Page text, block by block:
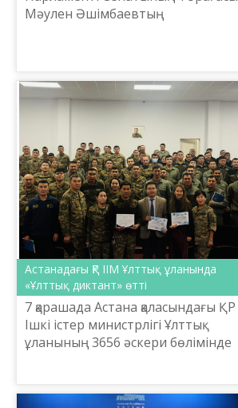
Мәулен Әшімбаевтың
мү...
Астанадағы ҚР ІІМ Ұлттық ұланында
«Ұлттық диктант» өтті
7 қарашада Астана қаласындағы ҚР
Ішкі істер министрлігі Ұлттық
ұланының 3656 әскери бөлімінде